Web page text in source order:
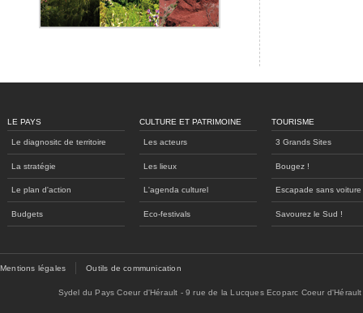
LE PAYS
Le diagnositc de territoire
La stratégie
Le plan d'action
Budgets
CULTURE ET PATRIMOINE
Les acteurs
Les lieux
L'agenda culturel
Eco-festivals
TOURISME
3 Grands Sites
Bougez !
Escapade sans voiture
Savourez le Sud !
Mentions légales Outils de communication
Sydel du Pays Coeur d'Hérault - 9 rue de la Lucques Ecoparc Coeur